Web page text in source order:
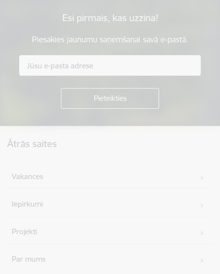
Esi pirmais, kas uzzina!
Piesakies jaunumu saņemšanai savā e-pastā.
Ātrās saites
Vakances
Iepirkumi
Projekti
Par mums